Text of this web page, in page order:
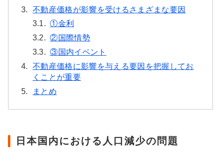
3.
不動産価格が影響を受けるさまざまな要因
3.1. ①金利
3.2. ②国際情勢
3.3. ③国内イベント
4.
不動産価格に影響を与える要因を把握してお
くことが重要
5.
まとめ
日本国内における人口減少の問題